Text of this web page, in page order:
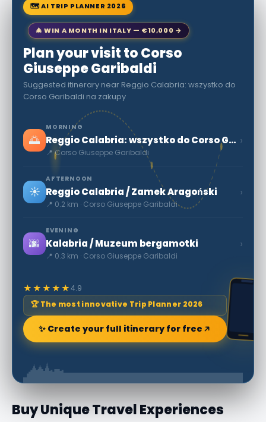
🗺 AI TRIP PLANNER 2026
🎄 WIN A MONTH IN ITALY — €10,000 →
Plan your visit to Corso
Giuseppe Garibaldi
Suggested itinerary near Reggio Calabria: wszystko do
Corso Garibaldi na zakupy
🌅
MORNING
Reggio Calabria: wszystko do Corso Garibaldi na zakupy
📍 Corso Giuseppe Garibaldi
›
☀️
AFTERNOON
Reggio Calabria / Zamek Aragoński
📍 0.2 km · Corso Giuseppe Garibaldi
›
🌆
EVENING
Kalabria / Muzeum bergamotki
📍 0.3 km · Corso Giuseppe Garibaldi
›
★★★★★4.9
🏆 The most innovative Trip Planner 2026
✨ Create your full itinerary for free
Buy Unique Travel Experiences